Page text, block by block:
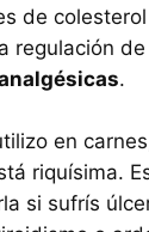
de
regulación
.
en
riquísima.
si sufrís